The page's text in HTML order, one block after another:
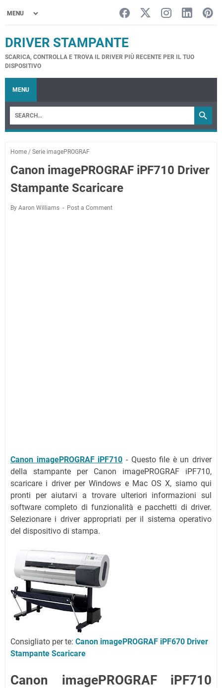
DRIVER STAMPANTE
SCARICA, CONTROLLA E TROVA IL DRIVER PIÙ RECENTE PER IL TUO
DISPOSITIVO
MENU
Home / Serie imagePROGRAF
Canon imagePROGRAF iPF710 Driver
Stampante Scaricare
By Aaron Williams Post a Comment
Canon imagePROGRAF iPF710 - Questo file è un driver
della stampante per Canon imagePROGRAF iPF710,
scaricare i driver per Windows e Mac OS X, siamo qui
pronti per aiutarvi a trovare ulteriori informazioni sul
software completo di funzionalità e pacchetti di driver.
Selezionare i driver appropriati per il sistema operativo
del dispositivo di stampa.
Consigliato per te: Canon imagePROGRAF iPF670 Driver
Stampante Scaricare
Canon imagePROGRAF iPF710